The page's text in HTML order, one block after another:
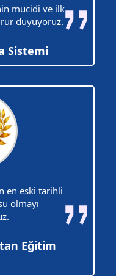
mucidi ve ilk
duyuyoruz.
Sistemi
en eski tarihli
olmayı
Eğitim